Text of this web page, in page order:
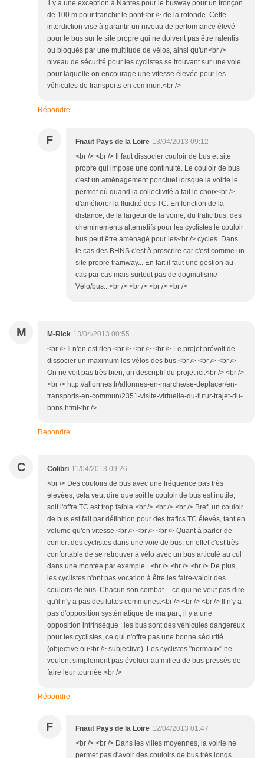
Il y a une exception à Nantes pour le busway pour un tronçon
de 100 m pour franchir le pont<br /> de la rotonde. Cette
interdiction vise à garantir un niveau de performance élevé
pour le bus sur le site propre qui ne doivent pas être ralentis
ou bloqués par une multitude de vélos, ainsi qu'un<br />
niveau de sécurité pour les cyclistes se trouvant sur une voie
pour laquelle on encourage une vitesse élevée pour les
véhicules de transports en commun.<br />
Répondre
F Fnaut Pays de la Loire 13/04/2013 09:12
<br /> <br /> Il faut dissocier couloir de bus et site
propre qui impose une continuité. Le couloir de bus
c'est un aménagement ponctuel lorsque la voirie le
permet où quand la collectivité a fait le choix<br />
d'améliorer la fluidité des TC. En fonction de la
distance, de la largeur de la voirie, du trafic bus, des
cheminements alternatifs pour les cyclistes le couloir
bus peut être aménagé pour les<br /> cycles. Dans
le cas des BHNS c'est à proscrire car c'est comme un
site propre tramway... En fait il faut une gestion au
cas par cas mais surtout pas de dogmatisme
Vélo/bus...<br /> <br /> <br /> <br />
M M-Rick 13/04/2013 00:55
<br /> Il n'en est rien.<br /> <br /> <br /> Le projet prévoit de
dissocier un maximum les vélos des bus.<br /> <br /> <br />
On ne voit pas très bien, un descriptif du projet ici.<br /> <br />
<br /> http://allonnes.fr/allonnes-en-marche/se-deplacer/en-
transports-en-commun/2351-visite-virtuelle-du-futur-trajet-du-
bhns.html<br />
Répondre
C Colibri 11/04/2013 09:26
<br /> Des couloirs de bus avec une fréquence pas très
élevées, cela veut dire que soit le couloir de bus est inutile,
soit l'offre TC est trop faible.<br /> <br /> <br /> Bref, un couloir
de bus est fait par définition pour des trafics TC élevés, tant en
volume qu'en vitesse.<br /> <br /> <br /> Quant à parler de
confort des cyclistes dans une voie de bus, en effet c'est très
confortable de se retrouver à vélo avec un bus articulé au cul
dans une montée par exemple...<br /> <br /> <br /> De plus,
les cyclistes n'ont pas vocation à être les faire-valoir des
couloirs de bus. Chacun son combat -- ce qui ne veut pas dire
qu'il n'y a pas des luttes communes.<br /> <br /> <br /> Il n'y a
pas d'opposition systématique de ma part, il y a une
opposition intrinsèque : les bus sont des véhicules dangereux
pour les cyclistes, ce qui n'offre pas une bonne sécurité
(objective ou<br /> subjective). Les cyclistes "normaux" ne
veulent simplement pas évoluer au milieu de bus pressés de
faire leur tournée.<br />
Répondre
F Fnaut Pays de la Loire 12/04/2013 01:47
<br /> <br /> Dans les villes moyennes, la voirie ne
permet pas d'avoir des couloirs de bus très longs